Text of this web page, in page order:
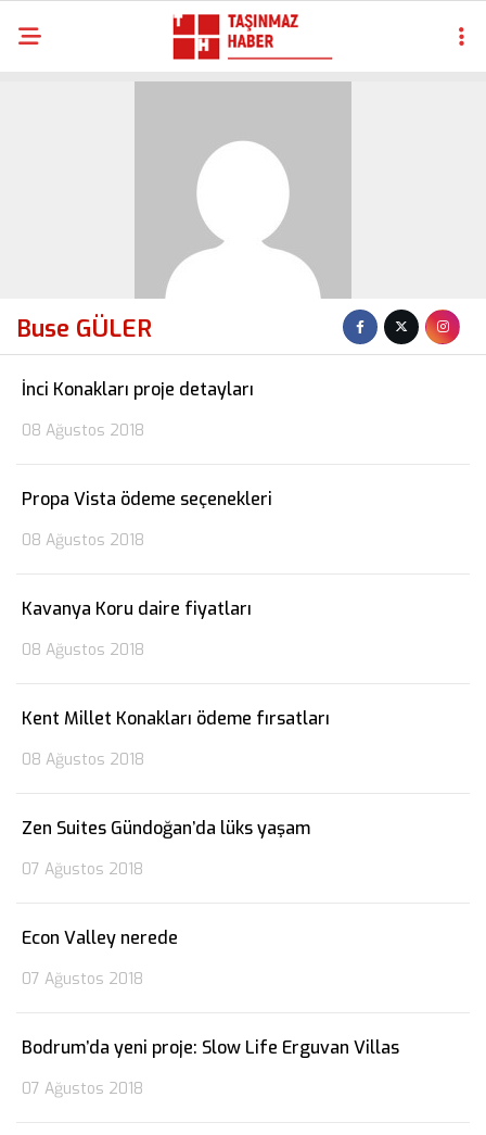
Buse GÜLER
İnci Konakları proje detayları
08 Ağustos 2018
Propa Vista ödeme seçenekleri
08 Ağustos 2018
Kavanya Koru daire fiyatları
08 Ağustos 2018
Kent Millet Konakları ödeme fırsatları
08 Ağustos 2018
Zen Suites Gündoğan’da lüks yaşam
07 Ağustos 2018
Econ Valley nerede
07 Ağustos 2018
Bodrum’da yeni proje: Slow Life Erguvan Villas
07 Ağustos 2018